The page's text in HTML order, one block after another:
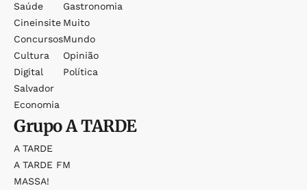
Saúde
Cineinsite
Concursos
Cultura
Digital
Salvador
Economia
Gastronomia
Muito
Mundo
Opinião
Política
GrupoA TARDE
A TARDE
A TARDE FM
MASSA!